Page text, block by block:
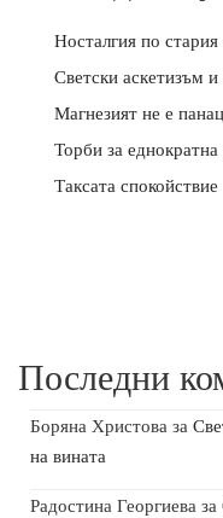
Носталгия по стария
Светски аскетизъм
Магнезият не е
Торби за
Таксата спокойствие
Последни
Боряна Христова за
на вината
Радостина Георгиева за